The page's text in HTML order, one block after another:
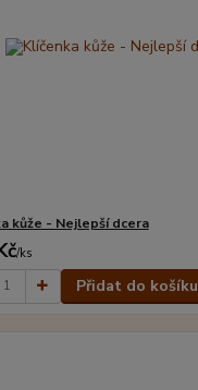
kůže - Nejlepší dcera
/ks
Přidat do košíku